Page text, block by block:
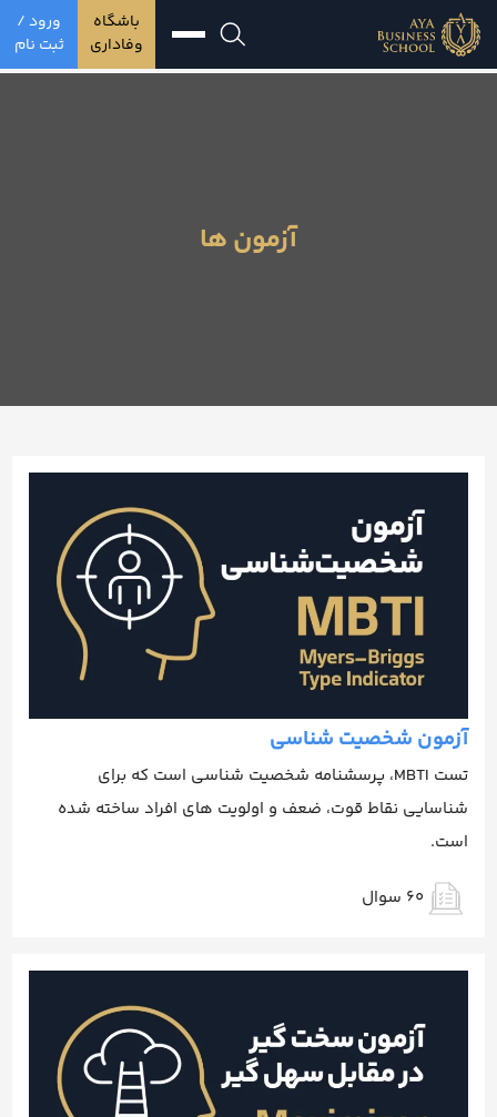
باشگاه
وفاداری
ورود /
ثبت نام
آزمون ها
آزمون شخصیت شناسی
تست MBTI، پرسشنامه شخصیت شناسی است که برای
شناسایی نقاط قوت، ضعف و اولویت های افراد ساخته شده
است.
60 سوال